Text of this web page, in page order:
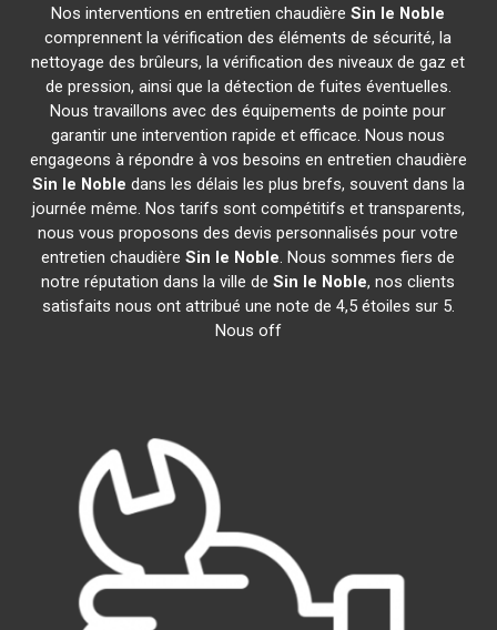
Nos interventions en entretien chaudièreSin le Noble
comprennent la vérification des éléments de sécurité, la
nettoyage des brûleurs, la vérification des niveaux de gaz et
de pression, ainsi que la détection de fuites éventuelles.
Nous travaillons avec des équipements de pointe pour
garantir une intervention rapide et efficace. Nous nous
engageons à répondre à vos besoins en entretien chaudière
Sin le Noble dans les délais les plus brefs, souvent dans la
journée même. Nos tarifs sont compétitifs et transparents,
nous vous proposons des devis personnalisés pour votre
entretien chaudièreSin le Noble. Nous sommes fiers de
notre réputation dans la ville deSin le Noble, nos clients
satisfaits nous ont attribué une note de 4,5 étoiles sur 5.
Nous off